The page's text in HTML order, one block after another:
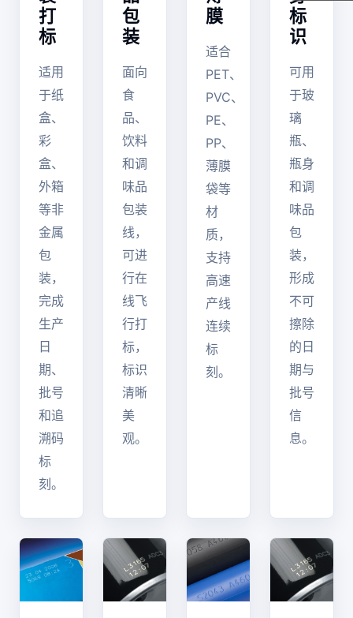
打
标
适用
于纸
盒、
彩
盒、
外箱
等非
金属
包
装，
完成
生产
日
期、
批号
和追
溯码
标
刻。
包
装
面向
食
品、
饮料
和调
味品
包装
线，
可进
行在
线飞
行打
标，
标识
清晰
美
观。
膜
适合
PET、
PVC、
PE、
PP、
薄膜
袋等
材
质，
支持
高速
产线
连续
标
刻。
标
识
可用
于玻
璃
瓶、
瓶身
和调
味品
包
装，
形成
不可
擦除
的日
期与
批号
信
息。